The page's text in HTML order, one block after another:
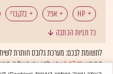
HP אפל בלקברי
סמסונג גלקסי
כל תגיות הכתבה
לתשומת לבכם: מערכת גלובס חותרת לשיח
המופיעבדו"ח האמוןלפיו אנו פועלים.